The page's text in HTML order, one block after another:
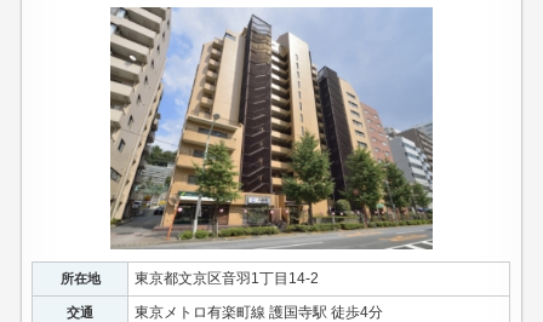
所在地 東京都文京区音羽1丁目14-2
交通 東京メトロ有楽町線 護国寺駅 徒歩4分